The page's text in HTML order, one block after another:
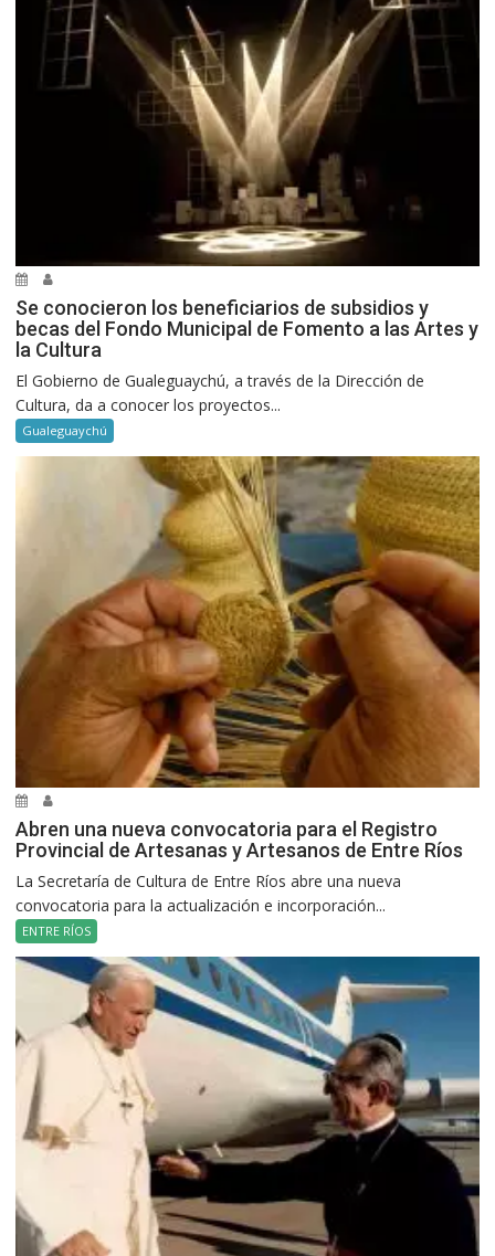
Se conocieron los beneficiarios de subsidios y
becas del Fondo Municipal de Fomento a las Artes y
la Cultura
El Gobierno de Gualeguaychú, a través de la Dirección de
Cultura, da a conocer los proyectos...
Gualeguaychú
Abren una nueva convocatoria para el Registro
Provincial de Artesanas y Artesanos de Entre Ríos
La Secretaría de Cultura de Entre Ríos abre una nueva
convocatoria para la actualización e incorporación...
ENTRE RÍOS